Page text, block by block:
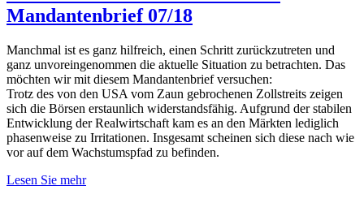
Mandantenbrief 07/18
Manchmal ist es ganz hilfreich, einen Schritt zurückzutreten und
ganz unvoreingenommen die aktuelle Situation zu betrachten. Das
möchten wir mit diesem Mandantenbrief versuchen:
Trotz des von den USA vom Zaun gebrochenen Zollstreits zeigen
sich die Börsen erstaunlich widerstandsfähig. Aufgrund der stabilen
Entwicklung der Realwirtschaft kam es an den Märkten lediglich
phasenweise zu Irritationen. Insgesamt scheinen sich diese nach wie
vor auf dem Wachstumspfad zu befinden.
Lesen Sie mehr